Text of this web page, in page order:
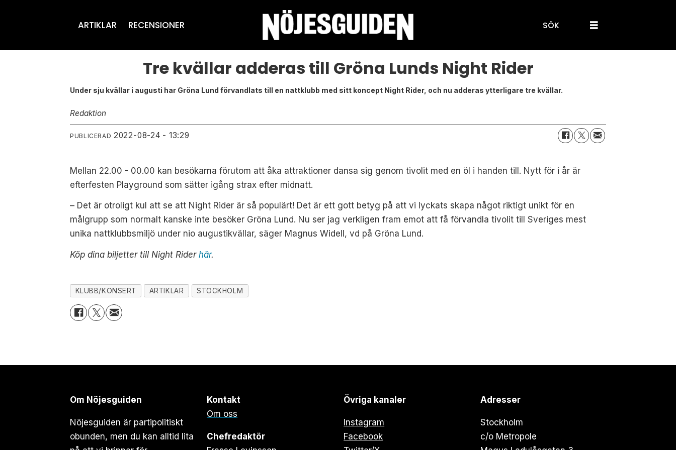
ARTIKLAR RECENSIONER SÖK
Tre kvällar adderas till Gröna Lunds Night Rider
Under sju kvällar i augusti har Gröna Lund förvandlats till en nattklubb med sitt koncept Night Rider, och nu adderas ytterligare tre kvällar.
Redaktion
PUBLICERAD 2022-08-24 - 13:29
Mellan 22.00 - 00.00 kan besökarna förutom att åka attraktioner dansa sig genom tivolit med en öl i handen till. Nytt för i år är
efterfesten Playground som sätter igång strax efter midnatt.
– Det är otroligt kul att se att Night Rider är så populärt! Det är ett gott betyg på att vi lyckats skapa något riktigt unikt för en
målgrupp som normalt kanske inte besöker Gröna Lund. Nu ser jag verkligen fram emot att få förvandla tivolit till Sveriges mest
unika nattklubbsmiljö under nio augustikvällar, säger Magnus Widell, vd på Gröna Lund.
Köp dina biljetter till Night Riderhär.
KLUBB/KONSERT ARTIKLAR STOCKHOLM
Om Nöjesguiden
Nöjesguiden är partipolitiskt
obunden, men du kan alltid lita
Kontakt
Om oss
Chefredaktör
Övriga kanaler
Instagram
Facebook
Adresser
Stockholm
c/o Metropole